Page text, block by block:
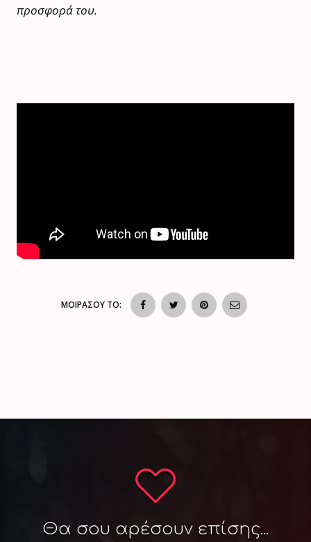
προσφορά του.
ΜΟΙΡΑΣΟΥ ΤΟ:
Θα σου αρέσουν επίσης...